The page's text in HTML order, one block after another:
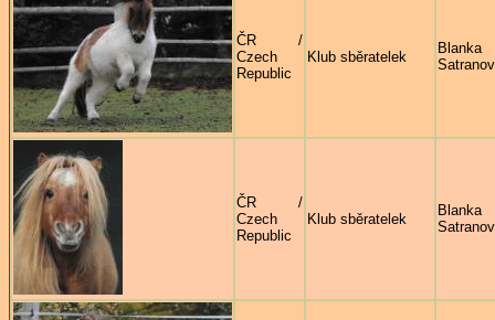
ČR /
Czech
Republic
Klub sběratelek
Blanka
ČR /
Czech
Republic
Klub sběratelek
Blanka